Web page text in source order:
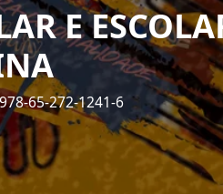
E
65-272-1241-6